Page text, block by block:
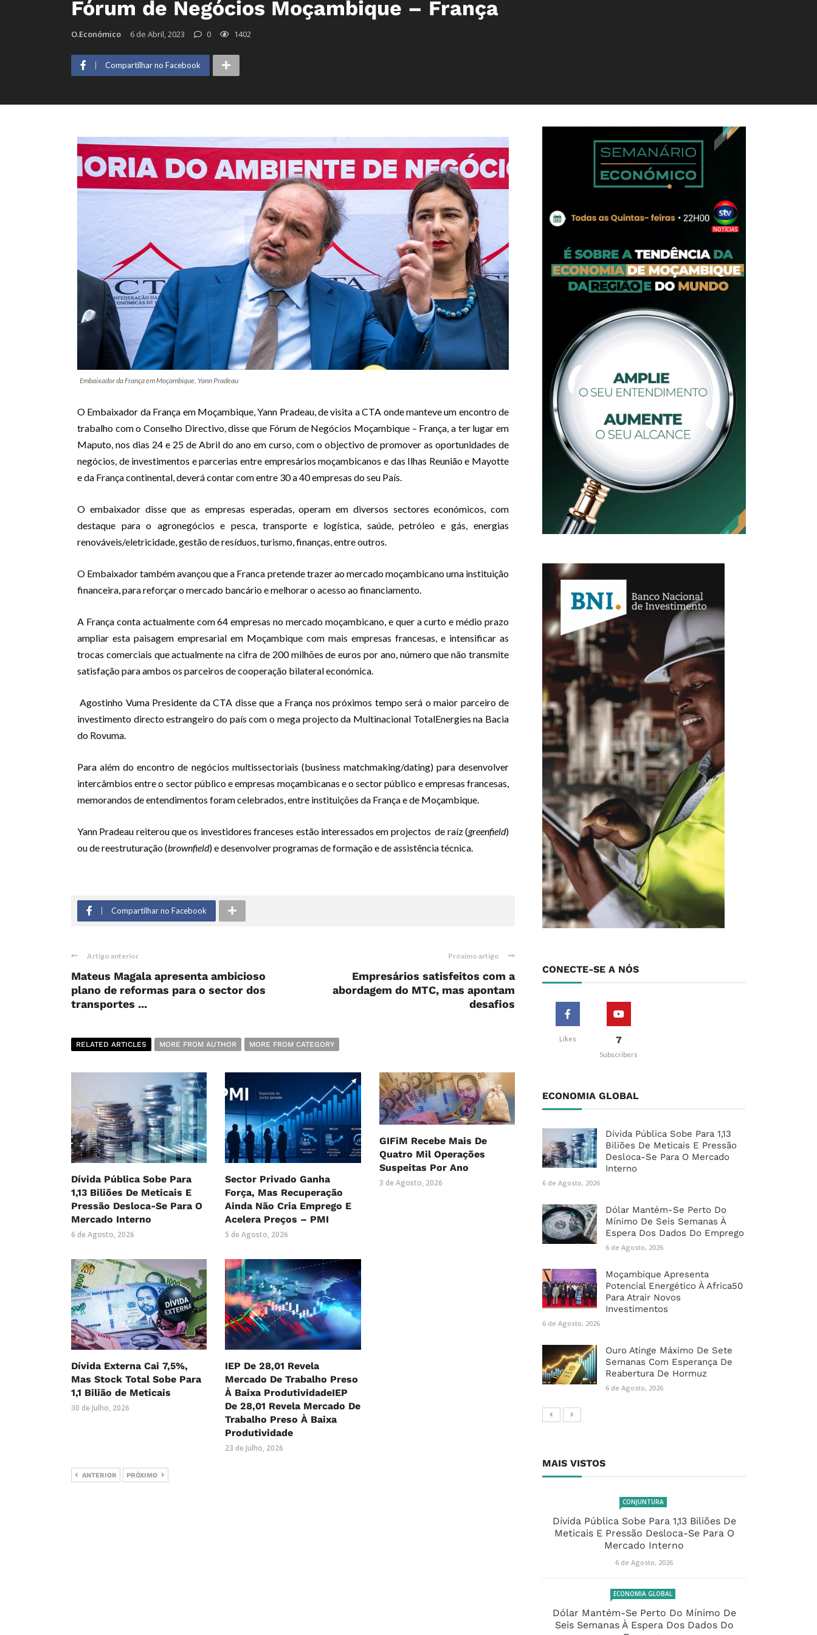
Fórum de Negócios Moçambique – França
O.Económico 6 de Abril, 2023 0 1402
Compartilhar no Facebook
Embaixador da França em Moçambique, Yann Pradeau
O Embaixador da França em Moçambique, Yann Pradeau, de visita a CTA onde manteve um encontro de
trabalho com o Conselho Directivo, disse que Fórum de Negócios Moçambique – França, a ter lugar em
Maputo, nos dias 24 e 25 de Abril do ano em curso, com o objectivo de promover as oportunidades de
negócios, de investimentos e parcerias entre empresários moçambicanos e das Ilhas Reunião e Mayotte
e da França continental, deverá contar com entre 30 a 40 empresas do seu País.
O embaixador disse que as empresas esperadas, operam em diversos sectores económicos, com
destaque para o agronegócios e pesca, transporte e logística, saúde, petróleo e gás, energias
renováveis/eletricidade, gestão de resíduos, turismo, finanças, entre outros.
O Embaixador também avançou que a Franca pretende trazer ao mercado moçambicano uma instituição
financeira, para reforçar o mercado bancário e melhorar o acesso ao financiamento.
A França conta actualmente com 64 empresas no mercado moçambicano, e quer a curto e médio prazo
ampliar esta paisagem empresarial em Moçambique com mais empresas francesas, e intensificar as
trocas comerciais que actualmente na cifra de 200 milhões de euros por ano, número que não transmite
satisfação para ambos os parceiros de cooperação bilateral económica.
Agostinho Vuma Presidente da CTA disse que a França nos próximos tempo será o maior parceiro de
investimento directo estrangeiro do país com o mega projecto da Multinacional TotalEnergies na Bacia
do Rovuma.
Para além do encontro de negócios multissectoriais (business matchmaking/dating) para desenvolver
intercâmbios entre o sector público e empresas moçambicanas e o sector público e empresas francesas,
memorandos de entendimentos foram celebrados, entre instituições da França e de Moçambique.
Yann Pradeau reiterou que os investidores franceses estão interessados em projectos de raíz (greenfield)
ou de reestruturação (brownfield) e desenvolver programas de formação e de assistência técnica.
Compartilhar no Facebook
Artigo anterior
Mateus Magala apresenta ambicioso
plano de reformas para o sector dos
transportes ...
Próximo artigo
Empresários satisfeitos com a
abordagem do MTC, mas apontam
desafios
RELATED ARTICLES MORE FROM AUTHOR MORE FROM CATEGORY
Dívida Pública Sobe Para
1,13 Biliões De Meticais E
Pressão Desloca-Se Para O
Mercado Interno
6 de Agosto, 2026
Sector Privado Ganha
Força, Mas Recuperação
Ainda Não Cria Emprego E
Acelera Preços – PMI
5 de Agosto, 2026
GIFiM Recebe Mais De
Quatro Mil Operações
Suspeitas Por Ano
3 de Agosto, 2026
Dívida Externa Cai 7,5%,
Mas Stock Total Sobe Para
1,1 Bilião de Meticais
30 de Julho, 2026
IEP De 28,01 Revela
Mercado De Trabalho Preso
À Baixa ProdutividadeIEP
De 28,01 Revela Mercado De
Trabalho Preso À Baixa
Produtividade
23 de Julho, 2026
ANTERIOR PRÓXIMO
CONECTE-SE A NÓS
Likes 7
Subscribers
ECONOMIA GLOBAL
Dívida Pública Sobe Para 1,13
Biliões De Meticais E Pressão
Desloca-Se Para O Mercado
Interno
6 de Agosto, 2026
Dólar Mantém-Se Perto Do
Mínimo De Seis Semanas À
Espera Dos Dados Do Emprego
6 de Agosto, 2026
Moçambique Apresenta
Potencial Energético À Africa50
Para Atrair Novos
Investimentos
6 de Agosto, 2026
Ouro Atinge Máximo De Sete
Semanas Com Esperança De
Reabertura De Hormuz
6 de Agosto, 2026
MAIS VISTOS
CONJUNTURA
Dívida Pública Sobe Para 1,13 Biliões De
Meticais E Pressão Desloca-Se Para O
Mercado Interno
6 de Agosto, 2026
ECONOMIA GLOBAL
Dólar Mantém-Se Perto Do Mínimo De
Seis Semanas À Espera Dos Dados Do